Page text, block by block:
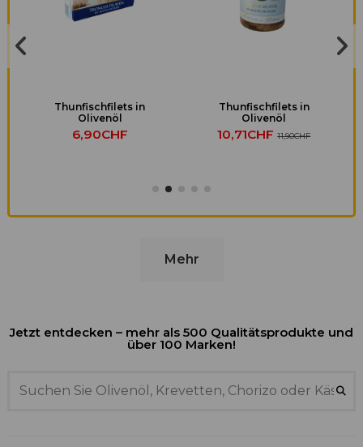
Thunfischfilets in
Olivenöl
6,90CHF
Thunfischfilets in
Olivenöl
10,71CHF11,90CHF
Mehr
Jetzt entdecken – mehr als 500 Qualitätsprodukte und
über 100 Marken!